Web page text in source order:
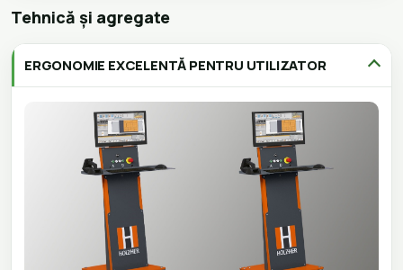
Tehnică și agregate
ERGONOMIE EXCELENTĂ PENTRU UTILIZATOR